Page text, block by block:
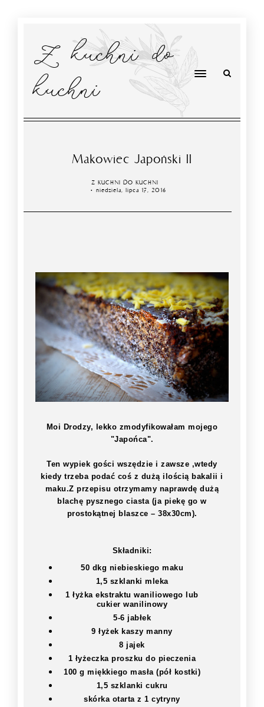
Z kuchni do
kuchni
Makowiec Japoński II
Z KUCHNI DO KUCHNI
niedziela, lipca 17, 2016
Moi Drodzy, lekko zmodyfikowałam mojego
"Japońca".
Ten wypiek gości wszędzie i zawsze ,wtedy
kiedy trzeba podać coś z dużą ilością bakalii i
maku.Z przepisu otrzymamy naprawdę dużą
blachę pysznego ciasta (ja piekę go w
prostokątnej blaszce – 38x30cm).
Składniki:
50 dkg niebieskiego maku
1,5 szklanki mleka
1 łyżka ekstraktu waniliowego lub
cukier wanilinowy
5-6 jabłek
9 łyżek kaszy manny
8 jajek
1 łyżeczka proszku do pieczenia
100 g miękkiego masła (pół kostki)
1,5 szklanki cukru
skórka otarta z 1 cytryny